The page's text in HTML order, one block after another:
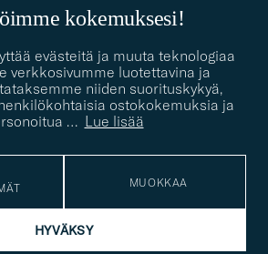
kokemuksesi!
evästeitä ja muuta teknologiaa
verkkosivumme luotettavina ja
niiden suorituskykyä,
ostokokemuksia ja
… Lue lisää
MUOKKAA
HYVÄKSY
tyylisi löytämiseen? Me autamme sinua